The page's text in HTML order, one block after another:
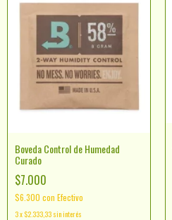
Boveda Control de Humedad
Curado
$7.000
$6.300 con Efectivo
3x $2.333,33 sin interés